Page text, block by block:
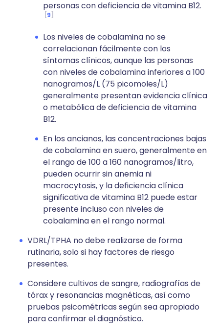
personas con deficiencia de vitamina B12.
9
Los niveles de cobalamina no se
correlacionan fácilmente con los
síntomas clínicos, aunque las personas
con niveles de cobalamina inferiores a 100
nanogramos/L (75 picomoles/L)
generalmente presentan evidencia clínica
o metabólica de deficiencia de vitamina
B12.
En los ancianos, las concentraciones bajas
de cobalamina en suero, generalmente en
el rango de 100 a 160 nanogramos/litro,
pueden ocurrir sin anemia ni
macrocytosis, y la deficiencia clínica
significativa de vitamina B12 puede estar
presente incluso con niveles de
cobalamina en el rango normal.
VDRL/TPHA no debe realizarse de forma
rutinaria, solo si hay factores de riesgo
presentes.
Considere cultivos de sangre, radiografías de
tórax y resonancias magnéticas, así como
pruebas psicométricas según sea apropiado
para confirmar el diagnóstico.